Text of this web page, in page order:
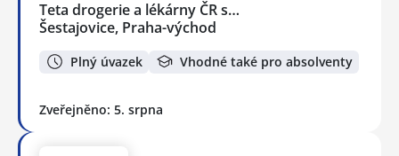
Teta drogerie a lékárny ČR s…
Šestajovice, Praha-východ
Plný úvazek Vhodné také pro absolventy
Zveřejněno: 5. srpna